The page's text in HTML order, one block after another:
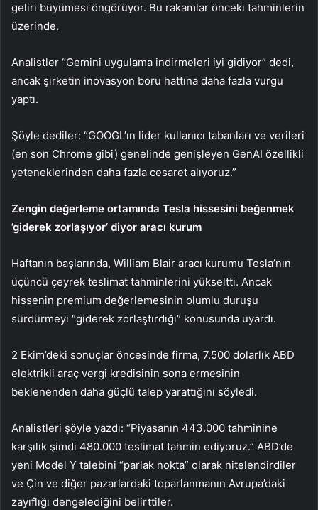
geliri büyümesi öngörüyor. Bu rakamlar önceki tahminlerin
üzerinde.
Analistler “Gemini uygulama indirmeleri iyi gidiyor” dedi,
ancak şirketin inovasyon boru hattına daha fazla vurgu
yaptı.
Şöyle dediler: “GOOGL’ın lider kullanıcı tabanları ve verileri
(en son Chrome gibi) genelinde genişleyen GenAI özellikli
yeteneklerinden daha fazla cesaret alıyoruz.”
Zengin değerleme ortamında Tesla hissesini beğenmek
’giderek zorlaşıyor’ diyor aracı kurum
Haftanın başlarında, William Blair aracı kurumu Tesla’nın
üçüncü çeyrek teslimat tahminlerini yükseltti. Ancak
hissenin premium değerlemesinin olumlu duruşu
sürdürmeyi “giderek zorlaştırdığı” konusunda uyardı.
2 Ekim’deki sonuçlar öncesinde firma, 7.500 dolarlık ABD
elektrikli araç vergi kredisinin sona ermesinin
beklenenden daha güçlü talep yarattığını söyledi.
Analistleri şöyle yazdı: “Piyasanın 443.000 tahminine
karşılık şimdi 480.000 teslimat tahmin ediyoruz.” ABD’de
yeni Model Y talebini “parlak nokta” olarak nitelendirdiler
ve Çin ve diğer pazarlardaki toparlanmanın Avrupa’daki
zayıflığı dengelediğini belirttiler.